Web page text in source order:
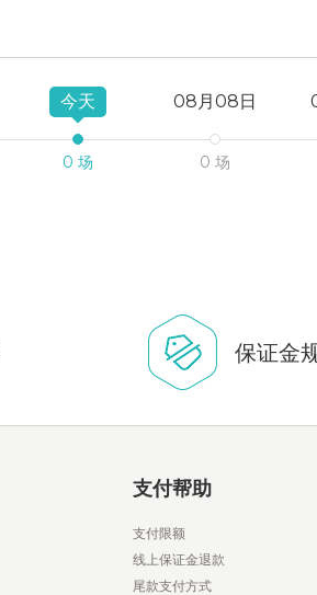
今天
0 场
08月08日
0 场
保证金
支付帮助
支付限额
线上保证金退款
尾款支付方式